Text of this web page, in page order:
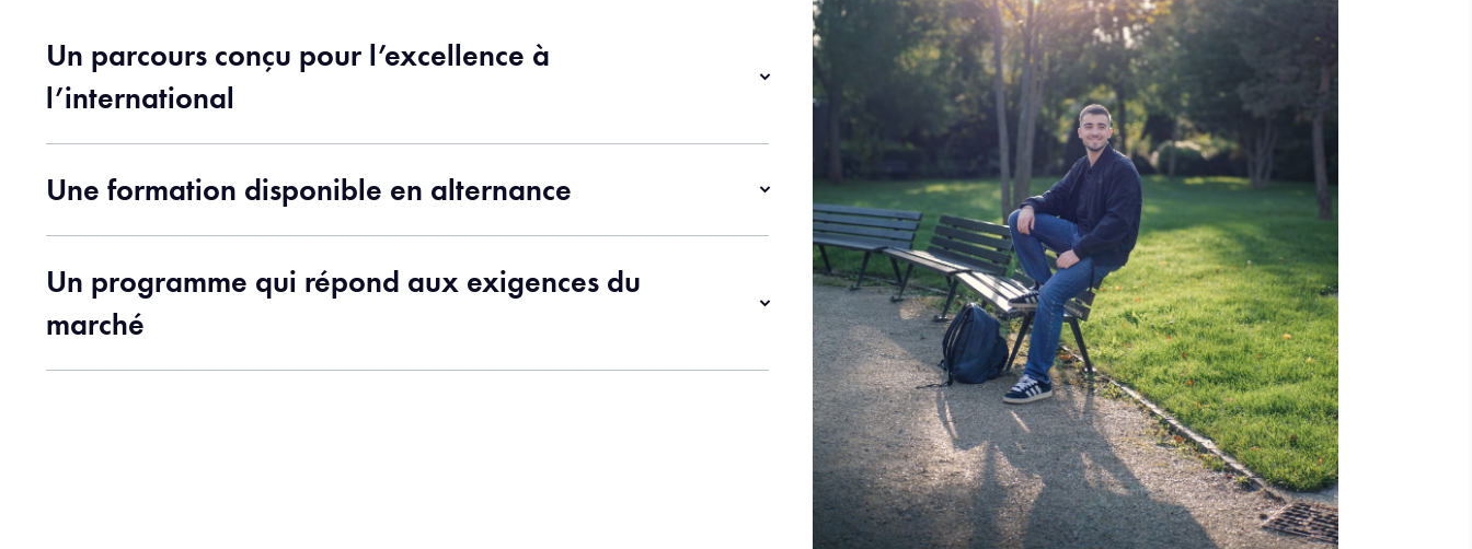
Un parcours conçu pour l’excellence à
l’international
Une formation disponible en alternance
Un programme qui répond aux exigences du
marché